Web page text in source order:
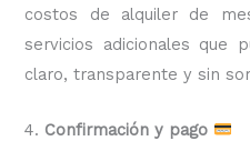
costos de alquiler de
servicios adicionales que
claro, transparente y sin
4. Confirmación y pago